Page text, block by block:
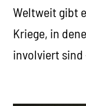
Weltweit gibt
Kriege, in
involviert